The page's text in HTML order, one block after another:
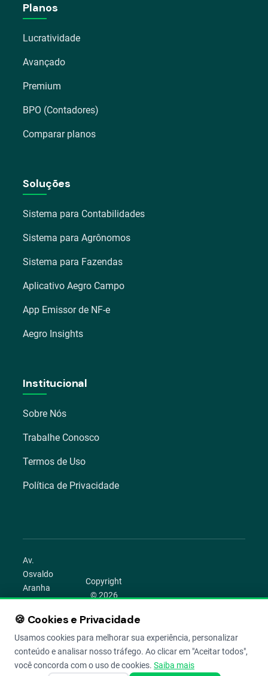
Planos
Lucratividade
Avançado
Premium
BPO (Contadores)
Comparar planos
Soluções
Sistema para Contabilidades
Sistema para Agrônomos
Sistema para Fazendas
Aplicativo Aegro Campo
App Emissor de NF-e
Aegro Insights
Institucional
Sobre Nós
Trabalhe Conosco
Termos de Uso
Política de Privacidade
Av.
Osvaldo
Aranha
1022 –
Bom
Porto
Alegre –
RS
Copyright
© 2026
Todos os
direitos
reservados.
🍪 Cookies e Privacidade
Usamos cookies para melhorar sua experiência, personalizar
conteúdo e analisar nosso tráfego. Ao clicar em "Aceitar todos",
você concorda com o uso de cookies. Saiba mais